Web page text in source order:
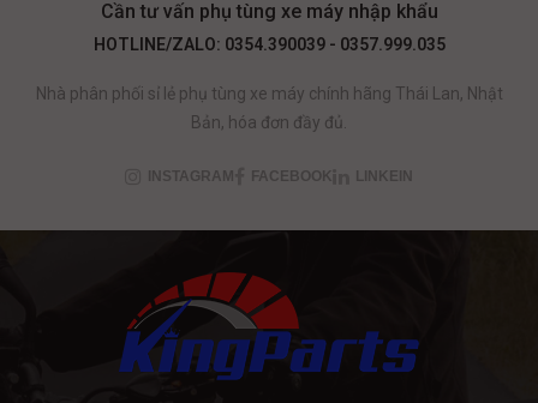
Cần tư vấn phụ tùng xe máy nhập khẩu
HOTLINE/ZALO: 0354.390039 - 0357.999.035
Nhà phân phối sỉ lẻ phụ tùng xe máy chính hãng Thái Lan, Nhật
Bản, hóa đơn đầy đủ.
INSTAGRAM FACEBOOK LINKEIN